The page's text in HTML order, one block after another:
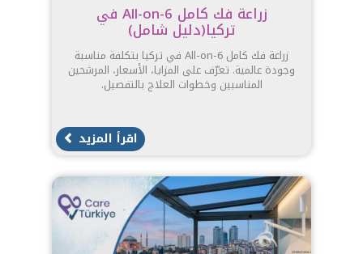
زراعة فك كامل All-on-6 في
تركيا(دليل شامل)
زراعة فك كامل All-on-6 في تركيا بتكلفة مناسبة
وجودة عالمية. تعرّف على المزايا، الأسعار، المرشحين
المناسبين وخطوات العلاج بالتفصيل.
اقرأ المزيد